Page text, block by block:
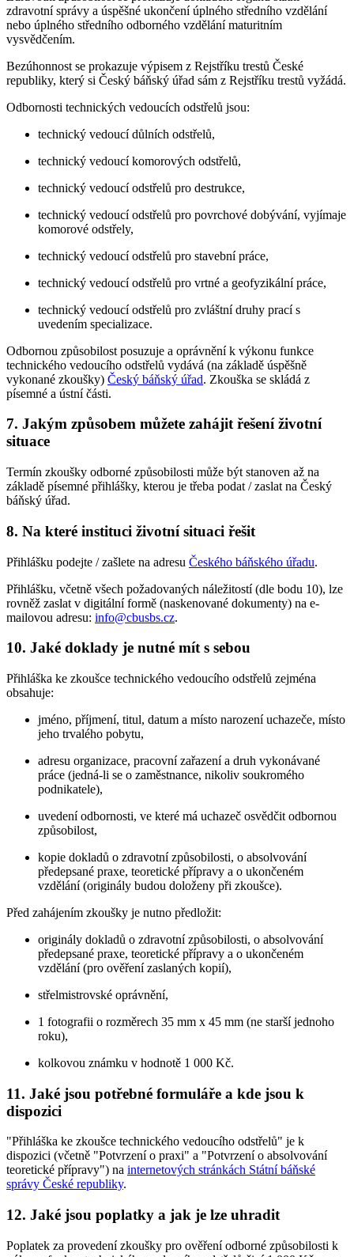
zdravotní správy a úspěšné ukončení úplného středního vzdělání
nebo úplného středního odborného vzdělání maturitním
vysvědčením.
Bezúhonnost se prokazuje výpisem z Rejstříku trestů České
republiky, který si Český báňský úřad sám z Rejstříku trestů vyžádá.
Odbornosti technických vedoucích odstřelů jsou:
technický vedoucí důlních odstřelů,
technický vedoucí komorových odstřelů,
technický vedoucí odstřelů pro destrukce,
technický vedoucí odstřelů pro povrchové dobývání, vyjímaje
komorové odstřely,
technický vedoucí odstřelů pro stavební práce,
technický vedoucí odstřelů pro vrtné a geofyzikální práce,
technický vedoucí odstřelů pro zvláštní druhy prací s
uvedením specializace.
Odbornou způsobilost posuzuje a oprávnění k výkonu funkce
technického vedoucího odstřelů vydává (na základě úspěšně
vykonané zkoušky) Český báňský úřad. Zkouška se skládá z
písemné a ústní části.
7. Jakým způsobem můžete zahájit řešení životní
situace
Termín zkoušky odborné způsobilosti může být stanoven až na
základě písemné přihlášky, kterou je třeba podat / zaslat na Český
báňský úřad.
8. Na které instituci životní situaci řešit
Přihlášku podejte / zašlete na adresu Českého báňského úřadu.
Přihlášku, včetně všech požadovaných náležitostí (dle bodu 10), lze
rovněž zaslat v digitální formě (naskenované dokumenty) na e-
mailovou adresu: info@cbusbs.cz.
10. Jaké doklady je nutné mít s sebou
Přihláška ke zkoušce technického vedoucího odstřelů zejména
obsahuje:
jméno, příjmení, titul, datum a místo narození uchazeče, místo
jeho trvalého pobytu,
adresu organizace, pracovní zařazení a druh vykonávané
práce (jedná-li se o zaměstnance, nikoliv soukromého
podnikatele),
uvedení odbornosti, ve které má uchazeč osvědčit odbornou
způsobilost,
kopie dokladů o zdravotní způsobilosti, o absolvování
předepsané praxe, teoretické přípravy a o ukončeném
vzdělání (originály budou doloženy při zkoušce).
Před zahájením zkoušky je nutno předložit:
originály dokladů o zdravotní způsobilosti, o absolvování
předepsané praxe, teoretické přípravy a o ukončeném
vzdělání (pro ověření zaslaných kopií),
střelmistrovské oprávnění,
1 fotografii o rozměrech 35 mm x 45 mm (ne starší jednoho
roku),
kolkovou známku v hodnotě 1 000 Kč.
11. Jaké jsou potřebné formuláře a kde jsou k
dispozici
"Přihláška ke zkoušce technického vedoucího odstřelů" je k
dispozici (včetně "Potvrzení o praxi" a "Potvrzení o absolvování
teoretické přípravy") na internetových stránkách Státní báňské
správy České republiky.
12. Jaké jsou poplatky a jak je lze uhradit
Poplatek za provedení zkoušky pro ověření odborné způsobilosti k